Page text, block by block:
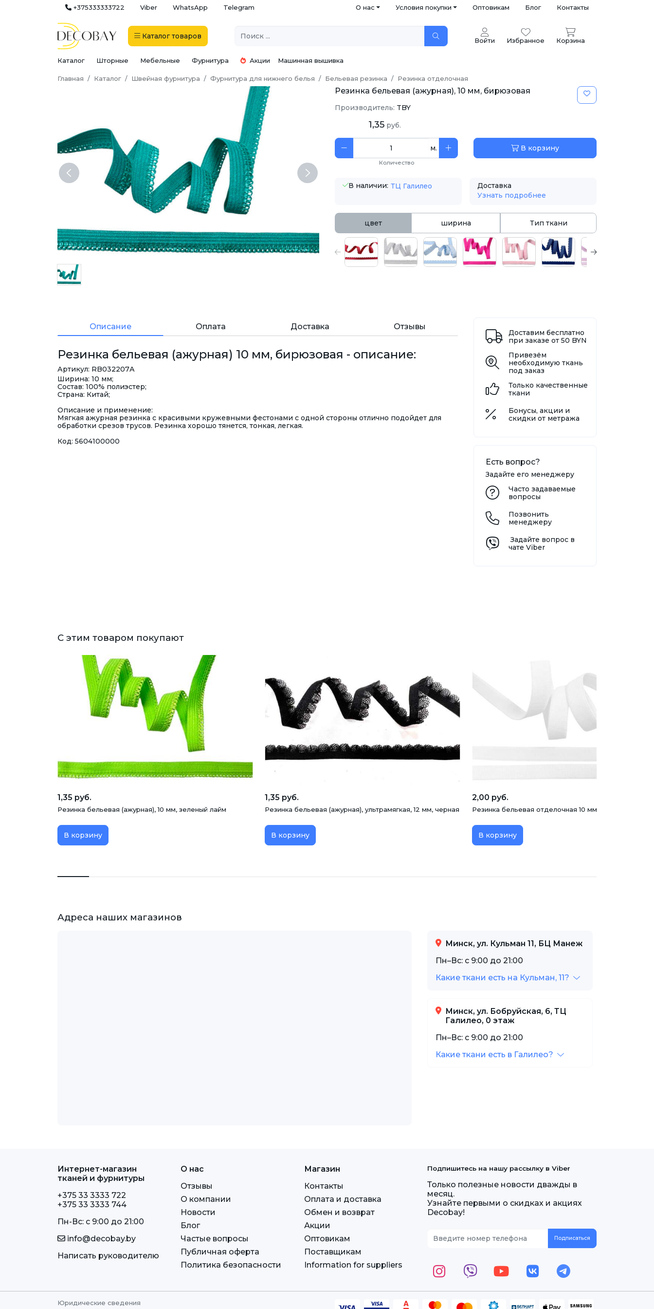
+375333333722 Viber WhatsApp Telegram О нас Условия покупки Оптовикам Блог Контакты
Каталог товаров Войти Избранное Корзина
Каталог Шторные Мебельные Фурнитура Акции Машинная вышивка
Главная Каталог Швейная фурнитура Фурнитура для нижнего белья Бельевая резинка Резинка отделочная
Previous Next
Резинка бельевая (ажурная), 10 мм, бирюзовая
Производитель: TBY
1,35 руб.
м.
Количество
В корзину
В наличии: ТЦ Галилео
Доставка
Узнать подробнее
цвет ширина Тип ткани
Описание Оплата Доставка Отзывы
Резинка бельевая (ажурная) 10 мм, бирюзовая - описание:
Артикул: RB032207А
Ширина: 10 мм;
Состав: 100% полиэстер;
Страна: Китай;
Описание и применение:
Мягкая ажурная резинка с красивыми кружевными фестонами с одной стороны отлично подойдет для
обработки срезов трусов. Резинка хорошо тянется, тонкая, легкая.
Код: 5604100000
Доставим бесплатно
при заказе от 50 BYN
Привезём
необходимую ткань
под заказ
Только качественные
ткани
Бонусы, акции и
скидки от метража
Есть вопрос?
Задайте его менеджеру
Часто задаваемые
вопросы
Позвонить
менеджеру
Задайте вопрос в
чате Viber
С этим товаром покупают
1,35 руб.
Резинка бельевая (ажурная), 10 мм, зеленый лайм
В корзину
1,35 руб.
Резинка бельевая (ажурная), ультрамягкая, 12 мм, черная
В корзину
2,00 руб.
Резинка бельевая отделочная 10 мм, белая
В корзину
Адреса наших магазинов
Минск, ул. Кульман 11, БЦ Манеж
Пн–Вс: с 9:00 до 21:00
Какие ткани есть на Кульман, 11?
Минск, ул. Бобруйская, 6, ТЦ
Галилео, 0 этаж
Пн–Вс: с 9:00 до 21:00
Какие ткани есть в Галилео?
Интернет-магазин
тканей и фурнитуры
+375 33 3333 722
+375 33 3333 744
Пн-Вс: c 9:00 до 21:00
info@decobay.by
Написать руководителю
О нас
Отзывы
О компании
Новости
Блог
Частые вопросы
Публичная оферта
Политика безопасности
Магазин
Контакты
Оплата и доставка
Обмен и возврат
Акции
Оптовикам
Поставщикам
Information for suppliers
Подпишитесь на нашу рассылку в Viber
Только полезные новости дважды в
месяц.
Узнайте первыми о скидках и акциях
Decobay!
Юридические сведения